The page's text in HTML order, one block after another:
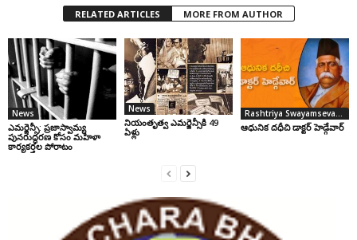
RELATED ARTICLES MORE FROM AUTHOR
News
ఎమర్జెన్సీ: ప్రజాస్వామ్య
పునరుద్ధరణ కోసం మహిళా
కార్యకర్తల పోరాటం
News
నియంతృత్వ ఎమర్జెన్సీకి 49
ఏళ్లు
ఆధునిక దధీచి డాక్టర్‌ హెడ్గేవార్‌